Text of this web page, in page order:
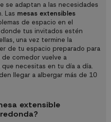
se adaptan a las necesidades
Las mesas extensibles
de espacio en el
tus invitados estén
una vez termine la
de tu espacio preparado para
de comedor vuelve a
necesitas en tu día a día.
llegar a albergar más de 10
extensible